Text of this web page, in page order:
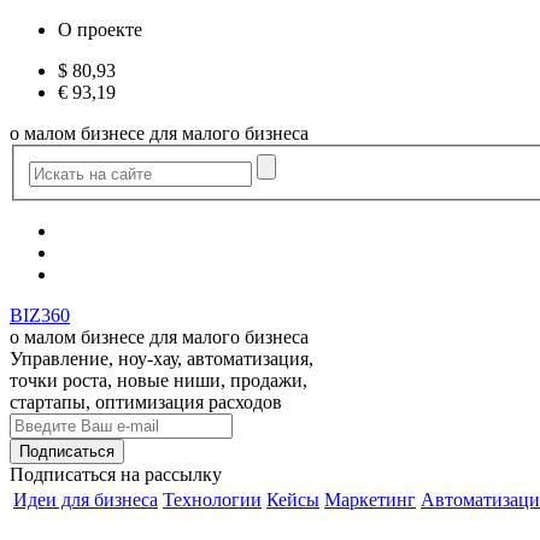
О проекте
$ 80,93
€ 93,19
о малом бизнесе для малого бизнеса
BIZ360
о малом бизнесе для малого бизнеса
Управление, ноу-хау, автоматизация,
точки роста, новые ниши, продажи,
стартапы, оптимизация расходов
Подписаться на рассылку
Идеи для бизнеса Технологии Кейсы Маркетинг